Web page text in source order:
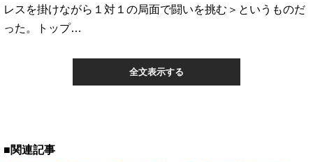
レスを掛けながら１対１の局面で闘いを挑む＞というものだ
った。トップ…
全文表示する
■関連記事